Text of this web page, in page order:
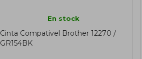
En stock
Cinta Compativel Brother 12270 /
GR154BK